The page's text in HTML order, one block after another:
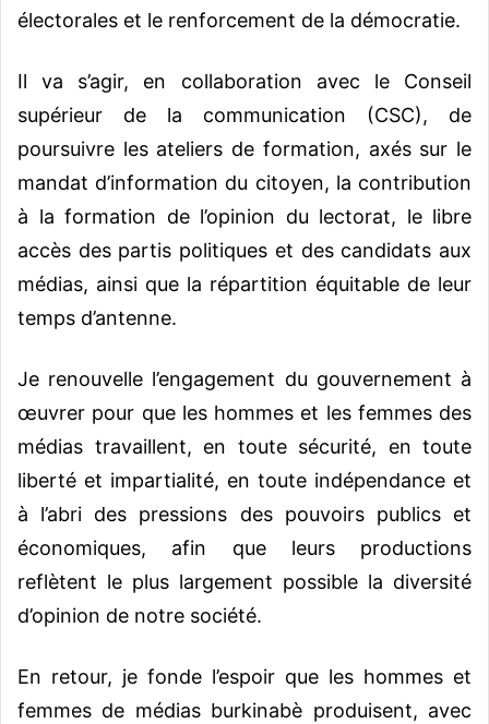
électorales et le renforcement de la démocratie.
Il va s’agir, en collaboration avec le Conseil
supérieur de la communication (CSC), de
poursuivre les ateliers de formation, axés sur le
mandat d’information du citoyen, la contribution
à la formation de l’opinion du lectorat, le libre
accès des partis politiques et des candidats aux
médias, ainsi que la répartition équitable de leur
temps d’antenne.
Je renouvelle l’engagement du gouvernement à
œuvrer pour que les hommes et les femmes des
médias travaillent, en toute sécurité, en toute
liberté et impartialité, en toute indépendance et
à l’abri des pressions des pouvoirs publics et
économiques, afin que leurs productions
reflètent le plus largement possible la diversité
d’opinion de notre société.
En retour, je fonde l’espoir que les hommes et
femmes de médias burkinabè produisent, avec